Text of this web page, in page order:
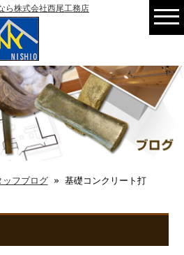
ら株式会社西尾工務店
ッフブログ» 基礎コンクリート打